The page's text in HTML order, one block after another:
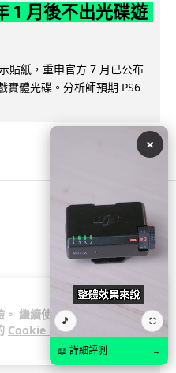
。 繼續使用
Cookie 政
1 月後不出光碟遊
貼紙，重申官方 7 月已公布
實體光碟。分析師預期 PS6
AI 新方向 未來
向 Agent 全自動操
×
🎵 ⛶
📖 詳細評測 →